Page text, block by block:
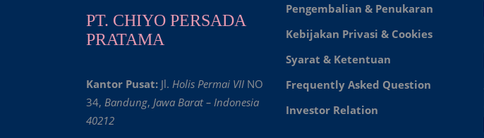
PT. CHIYO PERSADA
PRATAMA
Kantor Pusat: Jl. Holis Permai VII NO
34, Bandung, Jawa Barat – Indonesia
40212
Pengembalian & Penukaran
Kebijakan Privasi & Cookies
Syarat & Ketentuan
Frequently Asked Question
Investor Relation